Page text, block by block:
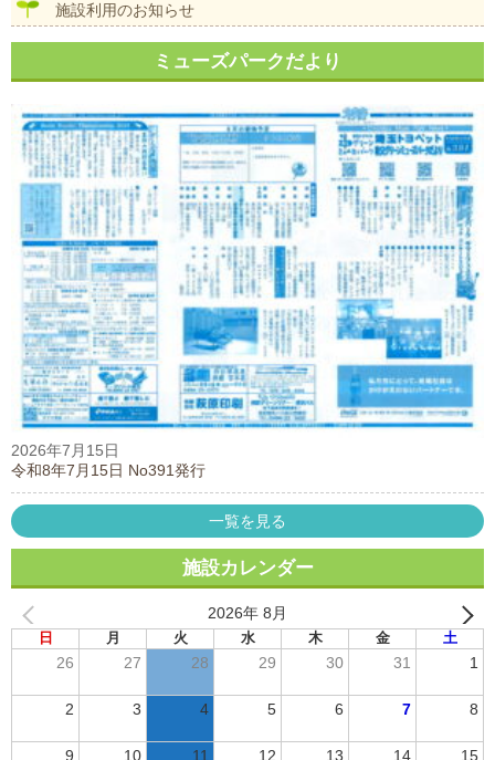
施設利用のお知らせ
ミューズパークだより
2026年7月15日
令和8年7月15日 No391発行
一覧を見る
施設カレンダー
2026年 8月
日 月 火 水 木 金 土
26 27 28 29 30 31 1
2 3 4 5 6 7 8
9 10 11 12 13 14 15